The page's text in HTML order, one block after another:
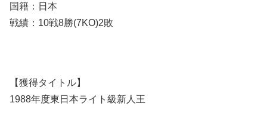
国籍：日本
戦績：10戦8勝(7KO)2敗
【獲得タイトル】
1988年度東日本ライト級新人王